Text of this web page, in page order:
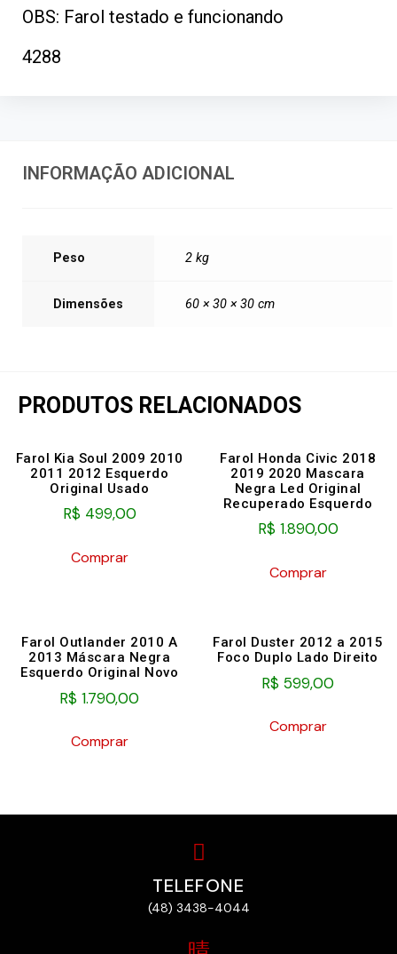
OBS: Farol testado e funcionando
4288
INFORMAÇÃO ADICIONAL
Peso 2 kg
Dimensões 60 × 30 × 30 cm
PRODUTOS RELACIONADOS
Farol Kia Soul 2009 2010
2011 2012 Esquerdo
Original Usado
R$499,00
Comprar
Farol Honda Civic 2018
2019 2020 Mascara
Negra Led Original
Recuperado Esquerdo
R$1.890,00
Comprar
Farol Outlander 2010 A
2013 Máscara Negra
Esquerdo Original Novo
R$ 1.790,00
Comprar
Farol Duster 2012 a 2015
Foco Duplo Lado Direito
R$ 599,00
Comprar
TELEFONE
(48) 3438-4044